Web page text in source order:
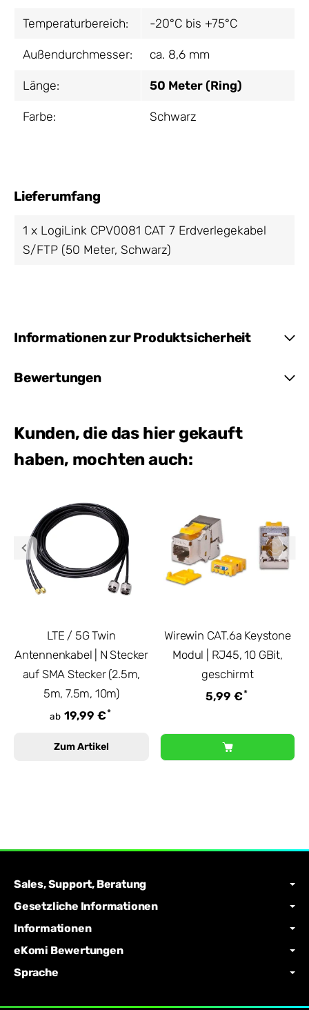
Temperaturbereich: -20°C bis +75°C
Außendurchmesser: ca. 8,6 mm
Länge: 50 Meter (Ring)
Farbe: Schwarz
Lieferumfang
1 x LogiLink CPV0081 CAT 7 Erdverlegekabel
S/FTP (50 Meter, Schwarz)
Informationen zur Produktsicherheit
Bewertungen
Kunden, die das hier gekauft
haben, mochten auch:
LTE / 5G Twin
Antennenkabel | N Stecker
auf SMA Stecker (2.5m,
5m, 7.5m, 10m)
ab 19,99 €*
Zum Artikel
Wirewin CAT.6a Keystone
Modul | RJ45, 10 GBit,
geschirmt
5,99 €*
Sales, Support, Beratung
Gesetzliche Informationen
Informationen
eKomi Bewertungen
Sprache